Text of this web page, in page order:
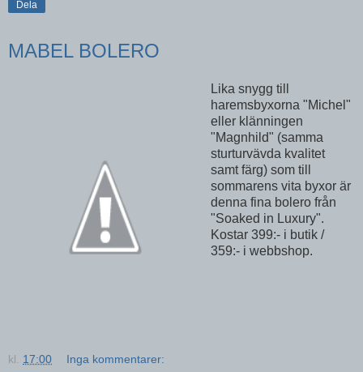
Dela
MABEL BOLERO
Lika snygg till
haremsbyxorna "Michel"
eller klänningen
"Magnhild" (samma
sturturvävda kvalitet
samt färg) som till
sommarens vita byxor är
denna fina bolero från
"Soaked in Luxury".
Kostar 399:- i butik /
359:- i webbshop.
kl. 17:00 Inga kommentarer: